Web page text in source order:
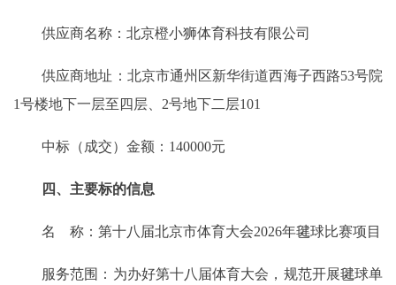
供应商名称：北京橙小狮体育科技有限公司
供应商地址：北京市通州区新华街道西海子西路53号院
1号楼地下一层至四层、2号地下二层101
中标（成交）金额：140000元
四、主要标的信息
名 称：第十八届北京市体育大会2026年毽球比赛项目
服务范围：为办好第十八届体育大会，规范开展毽球单